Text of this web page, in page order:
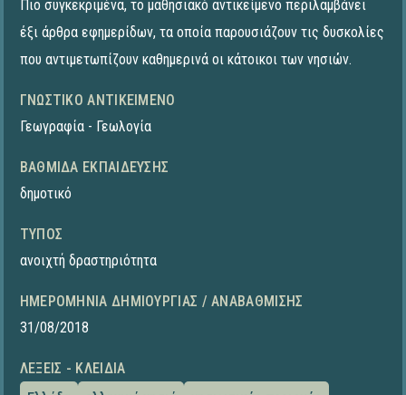
Πιο συγκεκριμένα, το μαθησιακό αντικείμενο περιλαμβάνει
έξι άρθρα εφημερίδων, τα οποία παρουσιάζουν τις δυσκολίες
που αντιμετωπίζουν καθημερινά οι κάτοικοι των νησιών.
ΓΝΩΣΤΙΚΌ ΑΝΤΙΚΕΊΜΕΝΟ
Γεωγραφία - Γεωλογία
ΒΑΘΜΊΔΑ ΕΚΠΑΊΔΕΥΣΗΣ
δημοτικό
ΤΎΠΟΣ
ανοιχτή δραστηριότητα
ΗΜΕΡΟΜΗΝΊΑ ΔΗΜΙΟΥΡΓΊΑΣ / ΑΝΑΒΆΘΜΙΣΗΣ
31/08/2018
ΛΈΞΕΙΣ - ΚΛΕΙΔΙΆ